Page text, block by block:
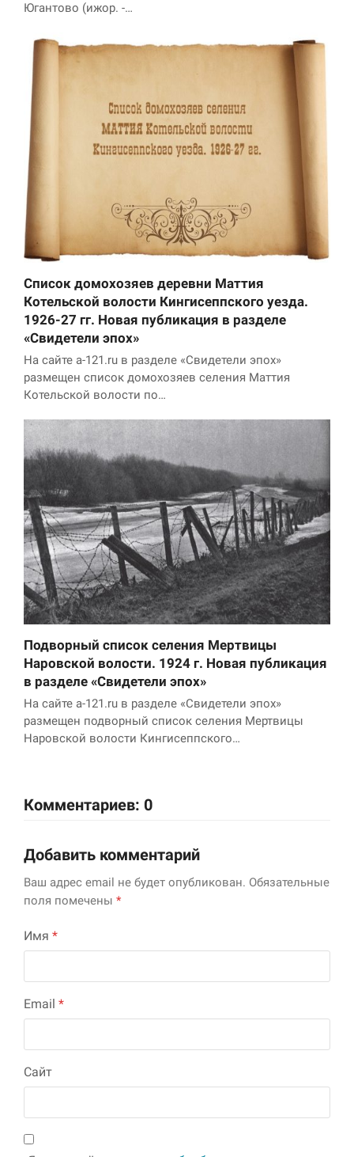
Югантово (ижор. -…
Список домохозяев деревни Маттия
Котельской волости Кингисеппского уезда.
1926-27 гг. Новая публикация в разделе
«Свидетели эпох»
На сайте a-121.ru в разделе «Свидетели эпох»
размещен список домохозяев селения Маттия
Котельской волости по…
Подворный список селения Мертвицы
Наровской волости. 1924 г. Новая публикация
в разделе «Свидетели эпох»
На сайте a-121.ru в разделе «Свидетели эпох»
размещен подворный список селения Мертвицы
Наровской волости Кингисеппского…
Комментариев: 0
Добавить комментарий
Ваш адрес email не будет опубликован. Обязательные
поля помечены *
Имя *
Email *
Сайт